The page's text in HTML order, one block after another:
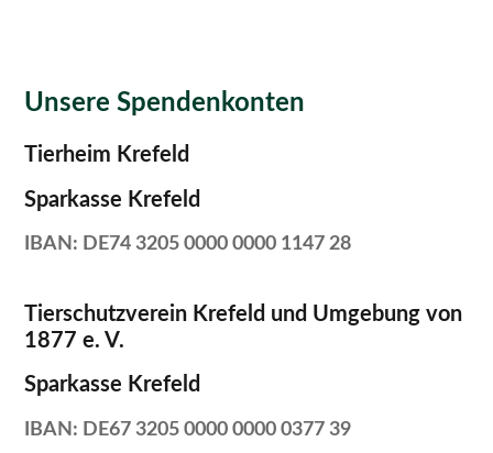
Unsere Spendenkonten
Tierheim Krefeld
Sparkasse Krefeld
IBAN: DE74 3205 0000 0000 1147 28
Tierschutzverein Krefeld und Umgebung von
1877 e. V.
Sparkasse Krefeld
IBAN: DE67 3205 0000 0000 0377 39